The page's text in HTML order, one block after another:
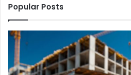
Popular Posts